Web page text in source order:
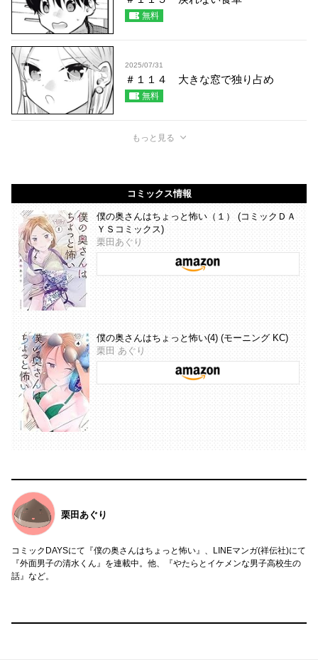
無料
2025/07/31
＃１１４ 大きな窓で独り占め
無料
もっと見る
コミックス情報
僕の奥さんはちょっと怖い（１） (コミックＤＡ
ＹＳコミックス)
栗田あぐり
僕の奥さんはちょっと怖い(4) (モーニング KC)
栗田 あぐり
栗田あぐり
コミックDAYSにて『僕の奥さんはちょっと怖い』、LINEマンガ(祥伝社)にて
『外面男子の清水くん』を連載中。他、『やたらとイケメンな男子高校生の
話』など。